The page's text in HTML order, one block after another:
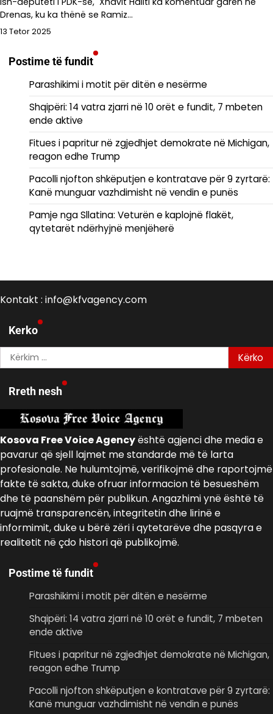
Drenas, ku ka thënë se Ramiz…
13 Tetor 2025
Postime të fundit
Parashikimi i motit për ditën e nesërme
Shqipëri: 14 vatra zjarri në 10 orët e fundit, 7 mbeten
ende aktive
Fitues i papritur në zgjedhjet demokrate në Michigan,
reagon edhe Trump
Pacolli njofton shkëputjen e kontratave për 9 zyrtarë:
Kanë munguar vazhdimisht në vendin e punës
Pamje nga Sllatina: Veturën e kaplojnë flakët,
qytetarët ndërhyjnë menjëherë
Kontakt : info@kfvagency.com
Kerko
Kërko
për:
Rreth nesh
Kosova Free Voice Agencyështë agjenci dhe media e
pavarur që sjell lajmet me standarde më të larta
profesionale. Ne hulumtojmë, verifikojmë dhe raportojmë
fakte të sakta, duke ofruar informacion të besueshëm
dhe të paanshëm për publikun. Angazhimi ynë është të
ruajmë transparencën, integritetin dhe lirinë e
informimit, duke u bërë zëri i qytetarëve dhe pasqyra e
realitetit në çdo histori që publikojmë.
Postime të fundit
Parashikimi i motit për ditën e nesërme
Shqipëri: 14 vatra zjarri në 10 orët e fundit, 7 mbeten
ende aktive
Fitues i papritur në zgjedhjet demokrate në Michigan,
reagon edhe Trump
Pacolli njofton shkëputjen e kontratave për 9 zyrtarë:
Kanë munguar vazhdimisht në vendin e punës